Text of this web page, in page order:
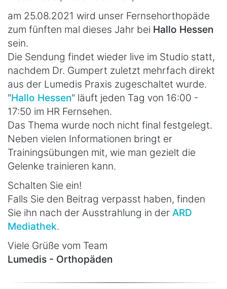
am 25.08.2021 wird unser Fernsehorthopäde
zum fünften mal dieses Jahr bei Hallo Hessen
sein.
Die Sendung findet wieder live im Studio statt,
nachdem Dr. Gumpert zuletzt mehrfach direkt
aus der Lumedis Praxis zugeschaltet wurde.
"Hallo Hessen" läuft jeden Tag von 16:00 -
17:50 im HR Fernsehen.
Das Thema wurde noch nicht final festgelegt.
Neben vielen Informationen bringt er
Trainingsübungen mit, wie man gezielt die
Gelenke trainieren kann.
Schalten Sie ein!
Falls Sie den Beitrag verpasst haben, finden
Sie ihn nach der Ausstrahlung in der ARD
Mediathek.
Viele Grüße vom Team
Lumedis - Orthopäden